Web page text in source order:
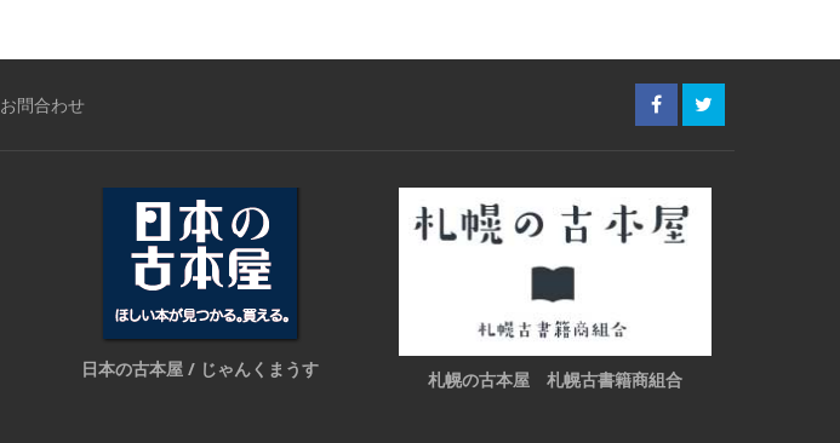
お問合わせ
日本の古本屋 / じゃんくまうす 札幌の古本屋 札幌古書籍商組合